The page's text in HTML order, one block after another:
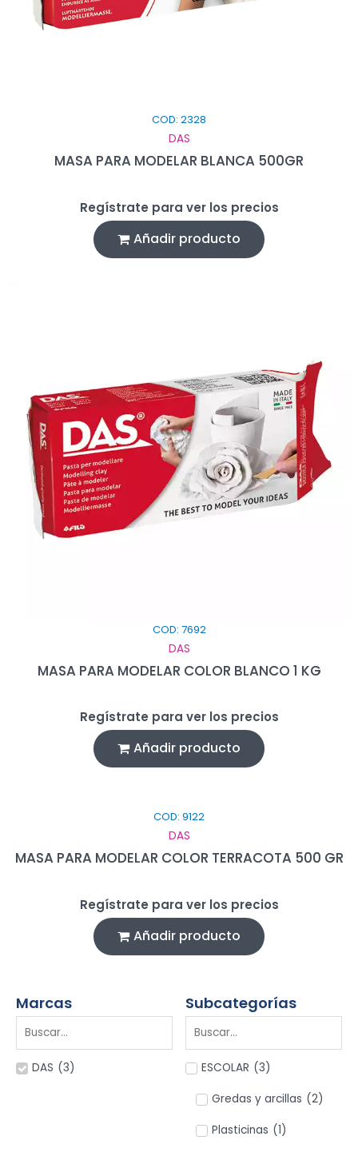
Marcas
DAS (3)
Subcategorías
ESCOLAR (3)
Gredas y arcillas (2)
Plasticinas (1)
COD: 2328
DAS
MASA PARA MODELAR BLANCA 500GR
Regístrate para ver los precios
Añadir producto
COD: 7692
DAS
MASA PARA MODELAR COLOR BLANCO 1 KG
Regístrate para ver los precios
Añadir producto
COD: 9122
DAS
MASA PARA MODELAR COLOR TERRACOTA 500 GR
Regístrate para ver los precios
Añadir producto